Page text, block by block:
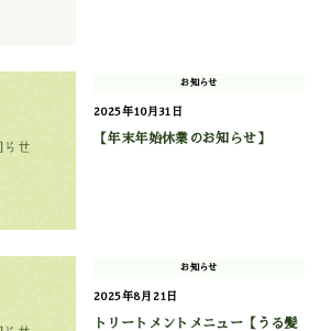
お知らせ
2025年10月31日
【年末年始休業のお知らせ】
お知らせ
2025年8月21日
トリートメントメニュー【うる髪